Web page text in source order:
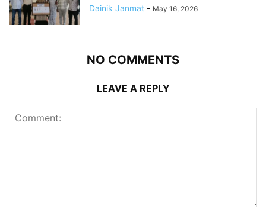
Dainik Janmat - May 16, 2026
NO COMMENTS
LEAVE A REPLY